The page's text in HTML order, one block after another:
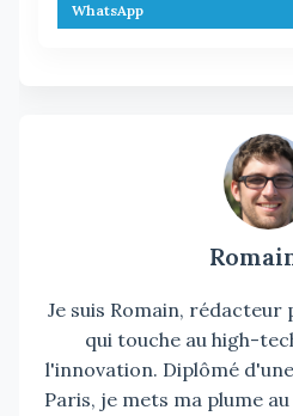
WhatsApp
Je suis Romain,
qui touche au high-
l'innovation. Diplômé
Paris, je mets ma plume